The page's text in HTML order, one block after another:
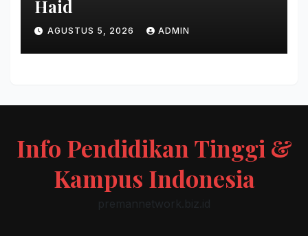
Haid
AGUSTUS 5, 2026 ADMIN
Info Pendidikan Tinggi &
Kampus Indonesia
premannetwork.biz.id